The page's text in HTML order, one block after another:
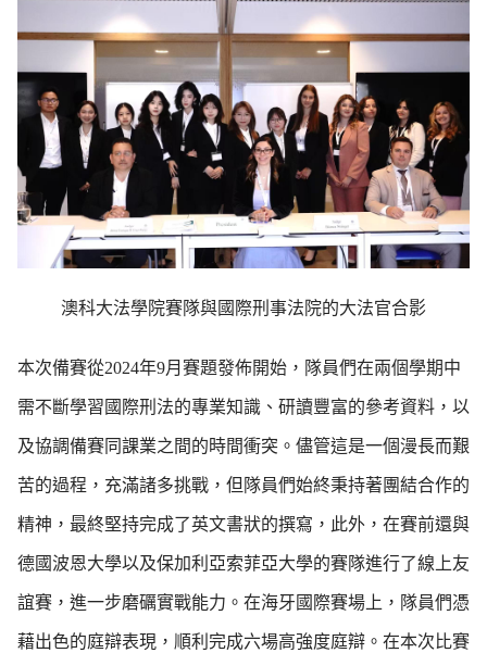
澳科大法學院賽隊與國際刑事法院的大法官合影
本次備賽從2024年9月賽題發佈開始，隊員們在兩個學期中
需不斷學習國際刑法的專業知識、研讀豐富的參考資料，以
及協調備賽同課業之間的時間衝突。儘管這是一個漫長而艱
苦的過程，充滿諸多挑戰，但隊員們始終秉持著團結合作的
精神，最終堅持完成了英文書狀的撰寫，此外，在賽前還與
德國波恩大學以及保加利亞索菲亞大學的賽隊進行了線上友
誼賽，進一步磨礪實戰能力。在海牙國際賽場上，隊員們憑
藉出色的庭辯表現，順利完成六場高強度庭辯。在本次比賽